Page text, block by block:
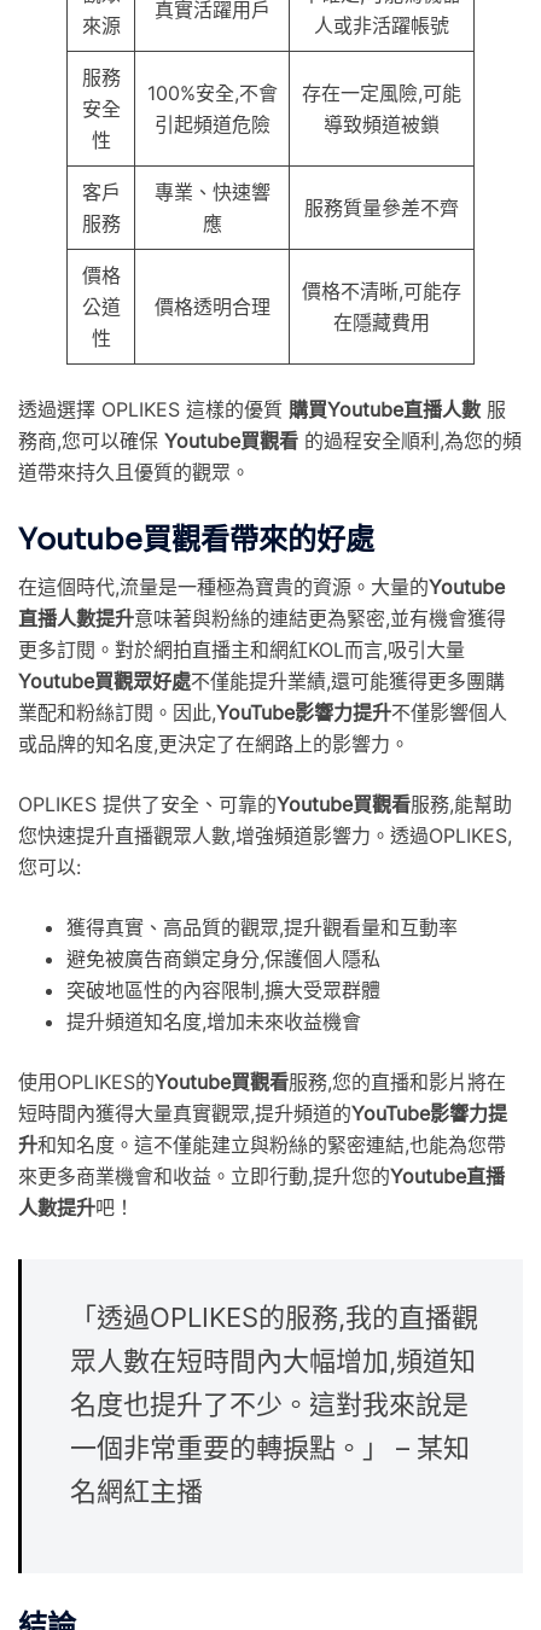
來源
真實活躍用戶
人或非活躍帳號
服務
安全
性
100%安全,不會
引起頻道危險
存在一定風險,可能
導致頻道被鎖
客戶
服務
專業、快速響
應
服務質量參差不齊
價格
公道
性
價格透明合理
價格不清晰,可能存
在隱藏費用
透過選擇 OPLIKES 這樣的優質 購買Youtube直播人數 服
務商,您可以確保 Youtube買觀看 的過程安全順利,為您的頻
道帶來持久且優質的觀眾。
Youtube買觀看帶來的好處
在這個時代,流量是一種極為寶貴的資源。大量的Youtube
直播人數提升意味著與粉絲的連結更為緊密,並有機會獲得
更多訂閱。對於網拍直播主和網紅KOL而言,吸引大量
Youtube買觀眾好處不僅能提升業績,還可能獲得更多團購
業配和粉絲訂閱。因此,YouTube影響力提升不僅影響個人
或品牌的知名度,更決定了在網路上的影響力。
OPLIKES 提供了安全、可靠的Youtube買觀看服務,能幫助
您快速提升直播觀眾人數,增強頻道影響力。透過OPLIKES,
您可以:
獲得真實、高品質的觀眾,提升觀看量和互動率
避免被廣告商鎖定身分,保護個人隱私
突破地區性的內容限制,擴大受眾群體
提升頻道知名度,增加未來收益機會
使用OPLIKES的Youtube買觀看服務,您的直播和影片將在
短時間內獲得大量真實觀眾,提升頻道的YouTube影響力提
升和知名度。這不僅能建立與粉絲的緊密連結,也能為您帶
來更多商業機會和收益。立即行動,提升您的Youtube直播
人數提升吧！
「透過OPLIKES的服務,我的直播觀
眾人數在短時間內大幅增加,頻道知
名度也提升了不少。這對我來說是
一個非常重要的轉捩點。」 – 某知
名網紅主播